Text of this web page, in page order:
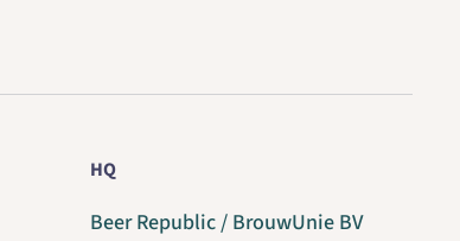
HQ
Beer Republic / BrouwUnie BV